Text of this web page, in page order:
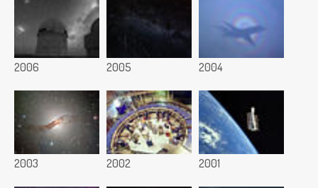
2006 2005 2004
2003 2002 2001